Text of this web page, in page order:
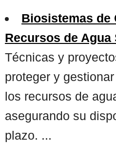
Biosistemas de
Recursos de Agua
Técnicas y
proteger y
los recursos de
asegurando su
plazo. ...